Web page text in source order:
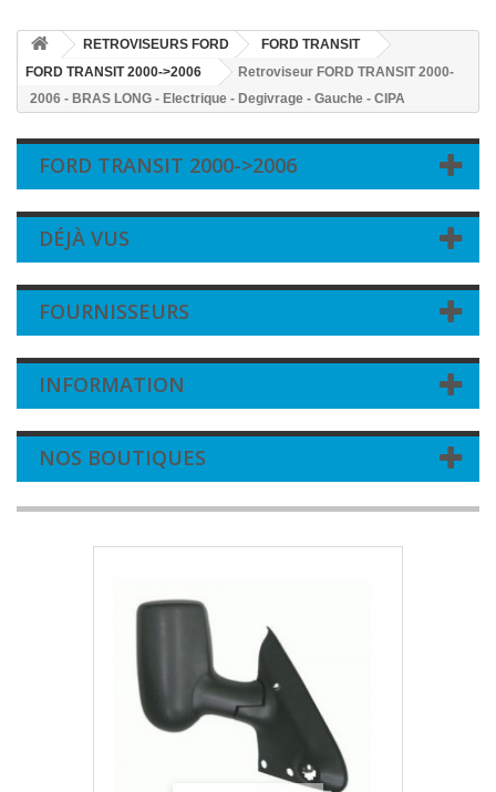
RETROVISEURS FORD
FORD TRANSIT
FORD TRANSIT 2000->2006
Retroviseur FORD TRANSIT 2000-
2006 - BRAS LONG - Electrique - Degivrage - Gauche - CIPA
FORD TRANSIT 2000->2006
DÉJÀ VUS
FOURNISSEURS
INFORMATION
NOS BOUTIQUES